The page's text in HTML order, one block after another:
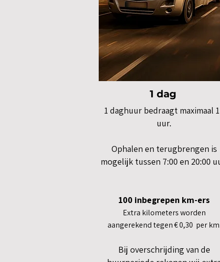
1 dag
1 daghuur bedraagt maximaal
uur.
Ophalen en terugbrengen is
mogelijk tussen 7:00 en 20:00
100 inbegrepen km-ers
Extra kilometers worden
aangerekend tegen € 0,30 per
Bij overschrijding van de